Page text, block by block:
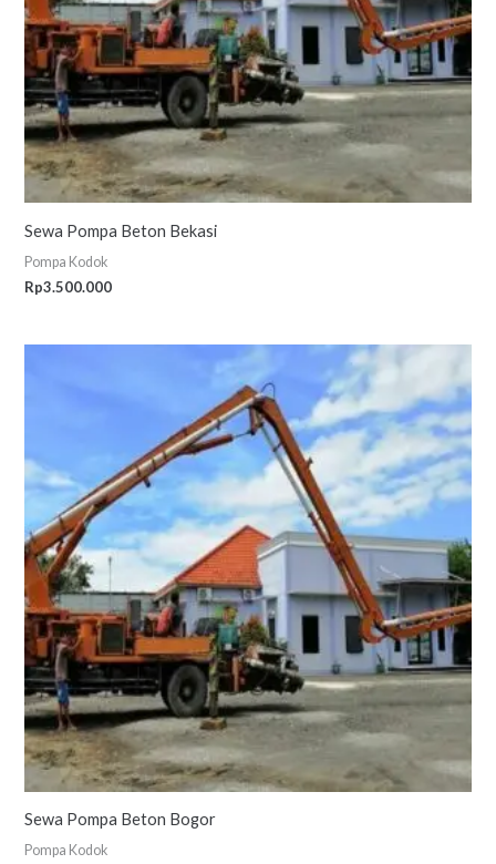
Sewa Pompa Beton Bekasi
Pompa Kodok
Rp3.500.000
Sewa Pompa Beton Bogor
Pompa Kodok